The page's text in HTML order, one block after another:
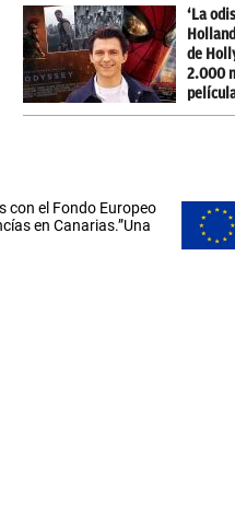
‘La
de
2.000
con el Fondo Europeo
en Canarias.”Una